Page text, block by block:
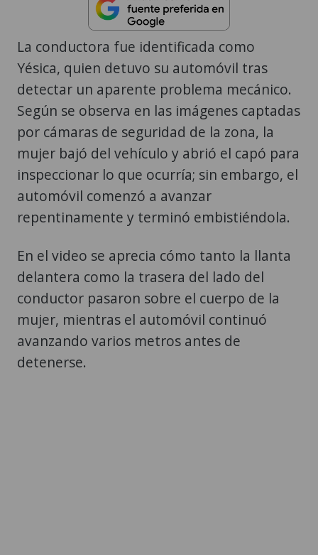
La conductora fue identificada como
Yésica, quien detuvo su automóvil tras
detectar un aparente problema mecánico.
Según se observa en las imágenes captadas
por cámaras de seguridad de la zona, la
mujer bajó del vehículo y abrió el capó para
inspeccionar lo que ocurría; sin embargo, el
automóvil comenzó a avanzar
repentinamente y terminó embistiéndola.
En el video se aprecia cómo tanto la llanta
delantera como la trasera del lado del
conductor pasaron sobre el cuerpo de la
mujer, mientras el automóvil continuó
avanzando varios metros antes de
detenerse.